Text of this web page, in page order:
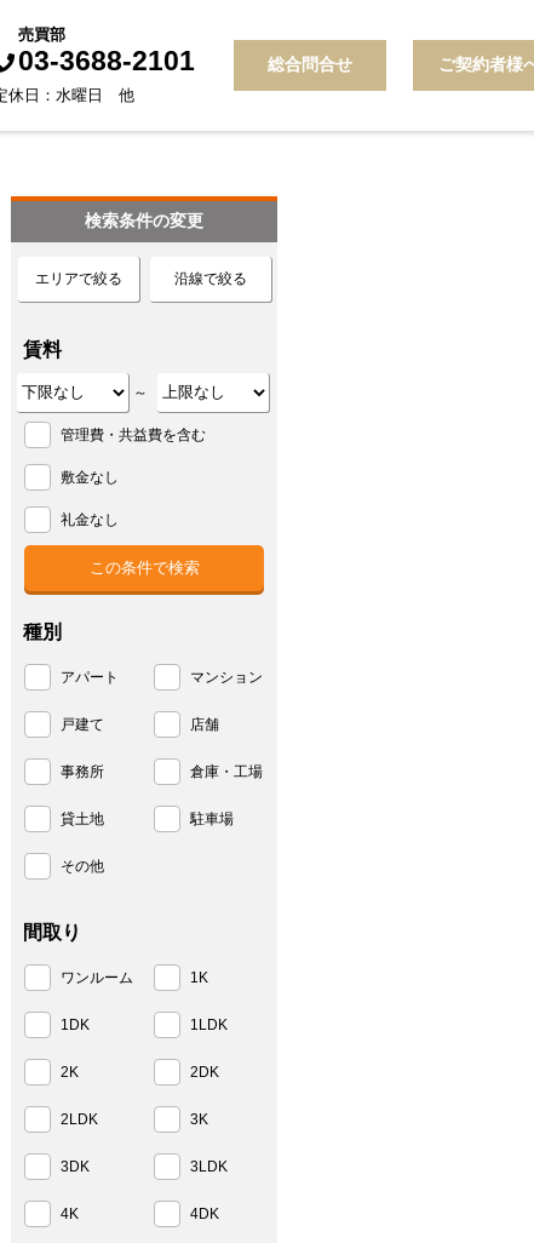
売買部
03-3688-2101
休日：水曜日 他
総合問合せ ご契約者様
検索条件の変更
エリアで絞る 沿線で絞る
賃料
～
管理費・共益費を含む
敷金なし
礼金なし
種別
アパート マンション
戸建て 店舗
事務所 倉庫・工場
貸土地 駐車場
その他
間取り
ワンルーム 1K
1DK 1LDK
2K 2DK
2LDK 3K
3DK 3LDK
4K 4DK